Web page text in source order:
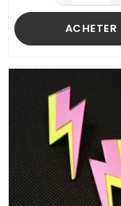
ACHETER